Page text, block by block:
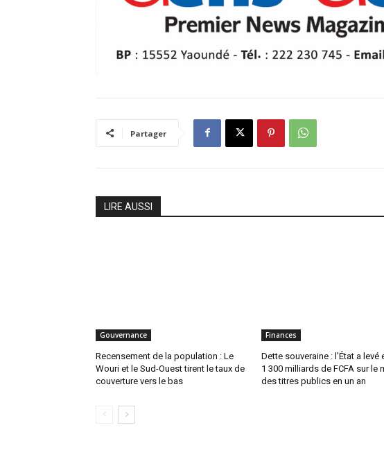
Partager
LIRE AUSSI
Gouvernance
Recensement de la population : Le
Wouri et le Sud-Ouest tirent le taux de
couverture vers le bas
Finances
Dette souveraine : l’État a levé
1 300 milliards de FCFA sur le
des titres publics en un an